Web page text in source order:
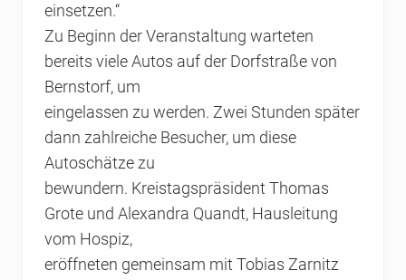
einsetzen.“
Zu Beginn der Veranstaltung warteten
bereits viele Autos auf der Dorfstraße von
Bernstorf, um
eingelassen zu werden. Zwei Stunden später
dann zahlreiche Besucher, um diese
Autoschätze zu
bewundern. Kreistagspräsident Thomas
Grote und Alexandra Quandt, Hausleitung
vom Hospiz,
eröffneten gemeinsam mit Tobias Zarnitz